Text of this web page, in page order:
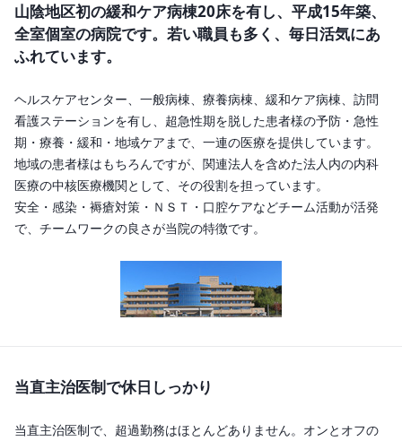
山陰地区初の緩和ケア病棟20床を有し、平成15年築、
全室個室の病院です。若い職員も多く、毎日活気にあ
ふれています。
ヘルスケアセンター、一般病棟、療養病棟、緩和ケア病棟、訪問
看護ステーションを有し、超急性期を脱した患者様の予防・急性
期・療養・緩和・地域ケアまで、一連の医療を提供しています。
地域の患者様はもちろんですが、関連法人を含めた法人内の内科
医療の中核医療機関として、その役割を担っています。
安全・感染・褥瘡対策・ＮＳＴ・口腔ケアなどチーム活動が活発
で、チームワークの良さが当院の特徴です。
当直主治医制で休日しっかり
当直主治医制で、超過勤務はほとんどありません。オンとオフの